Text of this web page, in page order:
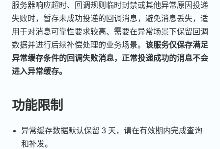
服务器响应超时、回调规则临时封禁或其他异常原因投递
失败时，暂存未成功投递的回调消息，避免消息丢失，适
用于对消息可靠性要求较高、需要在异常场景下保留回调
数据并进行后续补偿处理的业务场景。 该服务仅保存满足
异常缓存条件的回调失败消息，正常投递成功的消息不会
进入异常缓存。
功能限制
异常缓存数据默认保留 3 天，请在有效期内完成查询
和补发。